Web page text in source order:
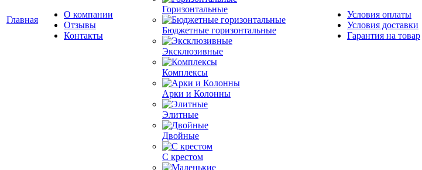
Главная
О компании
Отзывы
Контакты
Горизонтальные
Бюджетные горизонтальные
Эксклюзивные
Комплексы
Арки и Колонны
Элитные
Двойные
С крестом
Условия оплаты
Условия доставки
Гарантия на товар